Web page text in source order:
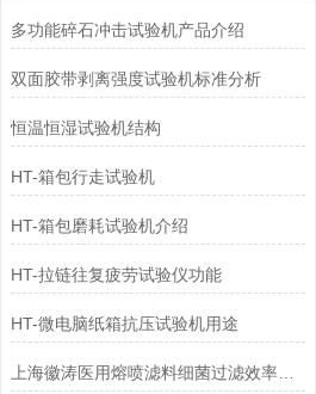
多功能碎石冲击试验机产品介绍
双面胶带剥离强度试验机标准分析
恒温恒湿试验机结构
HT-箱包行走试验机
HT-箱包磨耗试验机介绍
HT-拉链往复疲劳试验仪功能
HT-微电脑纸箱抗压试验机用途
上海徽涛医用熔喷滤料细菌过滤效率试验机HT506B工作原理